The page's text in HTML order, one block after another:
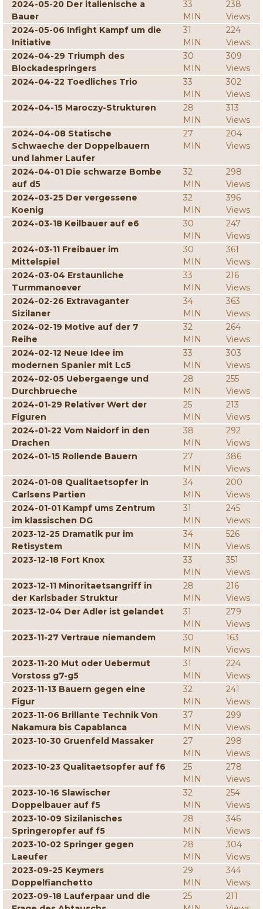
2024-05-20 Der italienische a
Bauer
33
MIN
238
Views
2024-05-06 Infight Kampf um die
Initiative
31
MIN
224
Views
2024-04-29 Triumph des
Blockadespringers
30
MIN
309
Views
2024-04-22 Toedliches Trio
33
MIN
302
Views
2024-04-15 Maroczy-Strukturen
28
MIN
313
Views
2024-04-08 Statische
Schwaeche der Doppelbauern
und lahmer Laufer
27
MIN
204
Views
2024-04-01 Die schwarze Bombe
auf d5
32
MIN
298
Views
2024-03-25 Der vergessene
Koenig
32
MIN
396
Views
2024-03-18 Keilbauer auf e6
30
MIN
247
Views
2024-03-11 Freibauer im
Mittelspiel
30
MIN
361
Views
2024-03-04 Erstaunliche
Turmmanoever
33
MIN
216
Views
2024-02-26 Extravaganter
Sizilaner
34
MIN
363
Views
2024-02-19 Motive auf der 7
Reihe
32
MIN
264
Views
2024-02-12 Neue Idee im
modernen Spanier mit Lc5
33
MIN
303
Views
2024-02-05 Uebergaenge und
Durchbrueche
28
MIN
255
Views
2024-01-29 Relativer Wert der
Figuren
25
MIN
213
Views
2024-01-22 Vom Naidorf in den
Drachen
38
MIN
292
Views
2024-01-15 Rollende Bauern
27
MIN
386
Views
2024-01-08 Qualitaetsopfer in
Carlsens Partien
34
MIN
200
Views
2024-01-01 Kampf ums Zentrum
im klassischen DG
31
MIN
245
Views
2023-12-25 Dramatik pur im
Retisystem
34
MIN
526
Views
2023-12-18 Fort Knox
33
MIN
351
Views
2023-12-11 Minoritaetsangriff in
der Karlsbader Struktur
28
MIN
216
Views
2023-12-04 Der Adler ist gelandet
31
MIN
279
Views
2023-11-27 Vertraue niemandem
30
MIN
163
Views
2023-11-20 Mut oder Uebermut
Vorstoss g7-g5
31
MIN
224
Views
2023-11-13 Bauern gegen eine
Figur
32
MIN
241
Views
2023-11-06 Brillante Technik Von
Nakamura bis Capablanca
37
MIN
299
Views
2023-10-30 Gruenfeld Massaker
27
MIN
298
Views
2023-10-23 Qualitaetsopfer auf f6
25
MIN
278
Views
2023-10-16 Slawischer
Doppelbauer auf f5
32
MIN
254
Views
2023-10-09 Sizilanisches
Springeropfer auf f5
28
MIN
346
Views
2023-10-02 Springer gegen
Laeufer
28
MIN
304
Views
2023-09-25 Keymers
Doppelfianchetto
29
MIN
344
Views
2023-09-18 Lauferpaar und die
25
211